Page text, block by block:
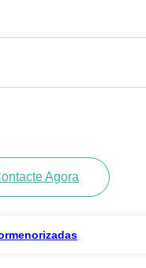
Agora